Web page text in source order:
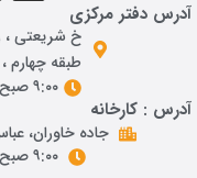
آدرس دفتر مرکزی
خ شريعتی ،
طبقه چهارم ،
۹:۰۰ صبح الی ۱۸ و پنجشنبه از ۹:۰۰ تا ۱۴
آدرس : کارخانه
جاده خاوران،
۹:۰۰ صبح الی ۱۸ و پنجشنبه از ۹:۰۰ تا ۱۴